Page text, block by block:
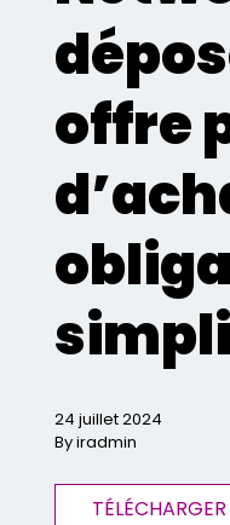
offre
24 juillet 2024
By iradmin
TÉLÉCHARGER